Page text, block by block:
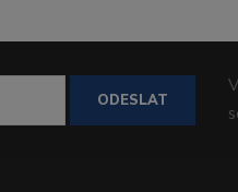
ODESLAT